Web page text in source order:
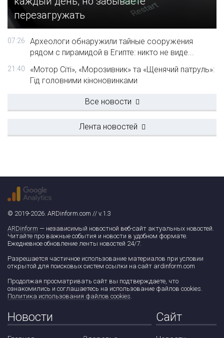
перезагружать
07:26
Археологи обнаружили тайные сооружения
рядом с пирамидой в Египте: никто не виде...
21:40
«Мотор Сіті», «Морозивник» та «Щенячий патруль»:
Гід головними кіноновинками
Все новости
Лента новостей
© 2019-2026. ARDinform.com // v.1.3
ARDinform — независимый новостной веб-сайт актуальных новостей.
Читайте про важные события и новости в удобном формате.
Ежедневное обновление ленты новостей 24/7.
Разрешается частичное использование материалов при условии
открытой для поисковых систем ссылки на сайт ardinform.com
Продолжая просматривать сайт вы подтверждаете, что
ознакомились и соглашаетесь на использование файлов cookies.
Политика использования файлов cookies.
Новости Сайт